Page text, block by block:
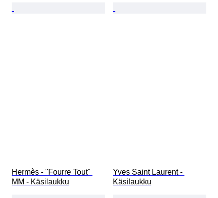
Hermès - "Fourre Tout"
MM - Käsilaukku
Yves Saint Laurent -
Käsilaukku